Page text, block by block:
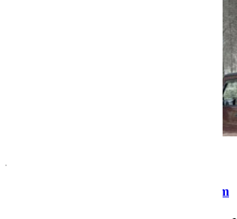
Retrouvez Bumperoffroad sur instagram